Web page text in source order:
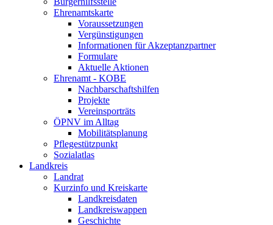
Ehrenamtskarte
Voraussetzungen
Vergünstigungen
Informationen für Akzeptanzpartner
Formulare
Aktuelle Aktionen
Ehrenamt - KOBE
Nachbarschaftshilfen
Projekte
Vereinsporträts
ÖPNV im Alltag
Mobilitätsplanung
Pflegestützpunkt
Sozialatlas
Landkreis
Landrat
Kurzinfo und Kreiskarte
Landkreisdaten
Landkreiswappen
Geschichte